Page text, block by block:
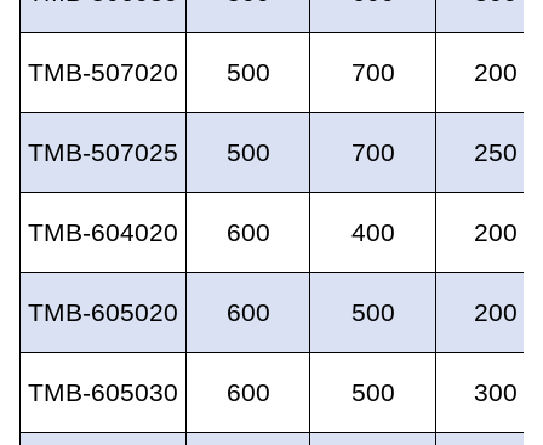
TMB-507020 500 700 200
TMB-507025 500 700 250
TMB-604020 600 400 200
TMB-605020 600 500 200
TMB-605030 600 500 300